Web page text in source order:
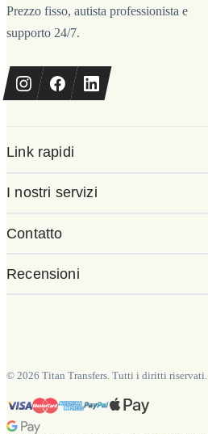
Prezzo fisso, autista professionista e
supporto 24/7.
Link rapidi
I nostri servizi
Contatto
Recensioni
© 2026 Titan Transfers. Tutti i diritti riservati.